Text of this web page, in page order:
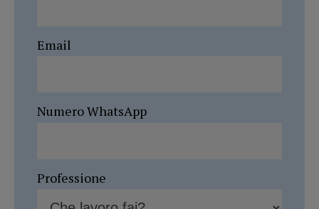
Email
Numero WhatsApp
Professione